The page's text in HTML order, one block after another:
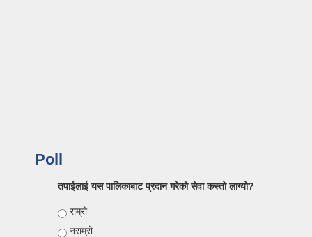
Poll
तपाईलाई यस पालिकाबाट प्रदान गरेको सेवा कस्तो लाग्यो?
Choices
राम्रो
नराम्रो